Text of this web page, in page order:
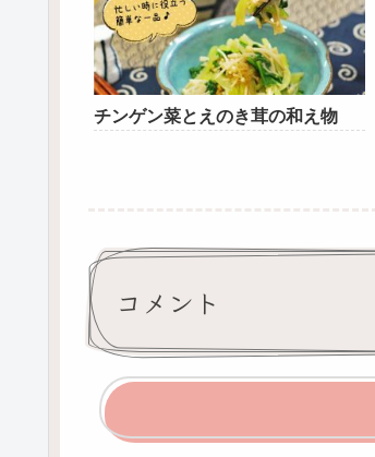
チンゲン菜とえのき茸の和え物
コメント